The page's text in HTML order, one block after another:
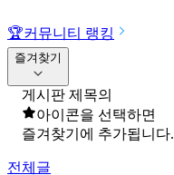
🏆커뮤니티 랭킹
즐겨찾기
게시판 제목의
아이콘을 선택하면
즐겨찾기에 추가됩니다.
전체글